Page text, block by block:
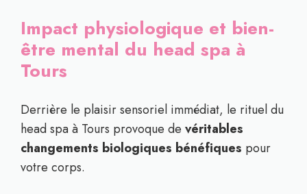
Impact physiologique et bien-
être mental du head spa à
Tours
Derrière le plaisir sensoriel immédiat, le rituel du
head spa à Tours provoque de véritables
changements biologiques bénéfiques pour
votre corps.